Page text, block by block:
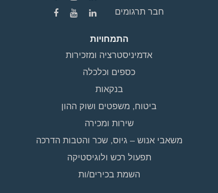
חבר תרגומים
התמחויות
אדמיניסטרציה ומזכירות
כספים וכלכלה
בנקאות
ביטוח, משפטים ושוק ההון
שירות ומכירה
משאבי אנוש – גיוס, שכר והטבות הדרכה
תפעול רכש ולוגיסטיקה
השמת בכירים/ות